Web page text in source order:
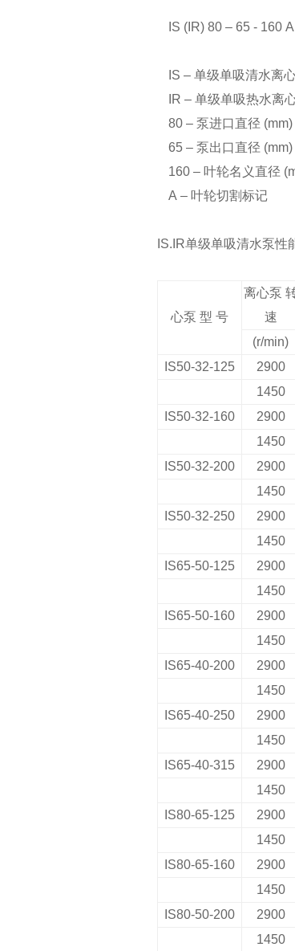
IS (IR) 80 – 65 - 160 A
IS – 单级单吸清水离
IR – 单级单吸热水离
80 – 泵进口直径 (mm)
65 – 泵出口直径 (mm)
160 – 叶轮名义直径
A – 叶轮切割标记
IS.IR单级单吸清水泵性
心泵 型 号
离心泵
速
(r/min)
IS50-32-125
2900
1450
IS50-32-160
2900
1450
IS50-32-200
2900
1450
IS50-32-250
2900
1450
IS65-50-125
2900
1450
IS65-50-160
2900
1450
IS65-40-200
2900
1450
IS65-40-250
2900
1450
IS65-40-315
2900
1450
IS80-65-125
2900
1450
IS80-65-160
2900
1450
IS80-50-200
2900
1450